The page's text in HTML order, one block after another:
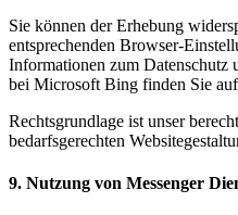
Sie können der Erhebung
entsprechenden Browser-
Informationen zum Datenschutz
bei Microsoft Bing finden Sie
Rechtsgrundlage ist unser
bedarfsgerechten
9. Nutzung von Messenger